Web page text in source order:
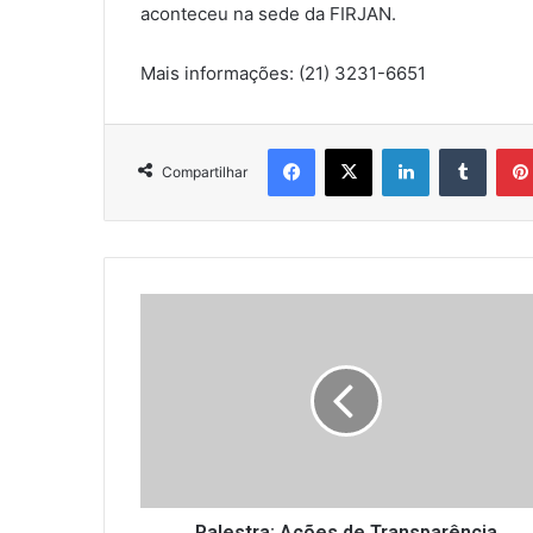
aconteceu na sede da FIRJAN.
Mais informações: (21) 3231-6651
Compartilhar
Facebook
X Linkedin
de